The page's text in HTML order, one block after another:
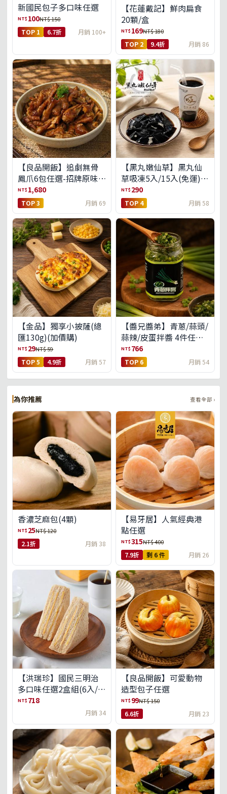
新國民包子多口味任選
NT$ 100NT$ 150
TOP 1 6.7折 月銷 100+
【花蓮戴記】鮮肉扁食
20顆/盒
NT$ 169NT$ 180
TOP 2 9.4折 月銷 86
【良品開飯】追劇無骨
鳳爪6包任選-招牌原味/
濃濃蒜香/過癮麻辣(免運
組)
NT$ 1,680
TOP 3 月銷 69
【黑丸嫩仙草】黑丸仙
草吸凍5入/15入(免運)
(預購中8/14出貨)
NT$ 290
TOP 4 月銷 58
【金品】獨享小披薩(總
匯130g)(加價購)
NT$ 29NT$ 59
TOP 5 4.9折 月銷 57
【醬兄醬弟】青蔥/蒜頭/
蒜辣/皮蛋拌醬 4件任選
(免運組)
NT$ 766
TOP 6 月銷 54
為你推薦 查看全部 ›
香濃芝麻包(4顆)
NT$ 25NT$ 120
2.1折 月銷 38
【易牙居】人氣經典港
點任選
NT$315NT$ 400
7.9折 剩 6 件 月銷 26
【洪瑞珍】國民三明治
多口味任選2盒組(6入/
盒)(免運)
NT$ 718
月銷 34
【良品開飯】可愛動物
造型包子任選
NT$ 99NT$ 150
6.6折 月銷 23